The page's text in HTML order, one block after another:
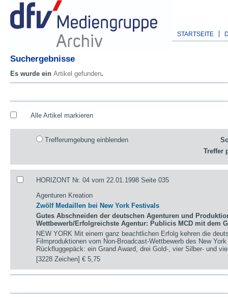
STARTSEITE
Suchergebnisse
Es wurde ein Artikel gefunden.
Alle Artikel markieren
Trefferumgebung einblenden
Treffer
HORIZONT Nr. 04 vom 22.01.1998 Seite 035
Agenturen Kreation
Zwölf Medaillen bei New York Festivals
Gutes Abschneiden der deutschen Agenturen und
Wettbewerb/Erfolgreichste Agentur: Publicis MCD mit dem
NEW YORK Mit einem ganz beachtlichen Erfolg kehren die
Filmproduktionen vom Non-Broadcast-Wettbewerb des New
Rückfluggepäck: ein Grand Award, drei Gold-, vier Silber- und
[3228 Zeichen]€ 5,75